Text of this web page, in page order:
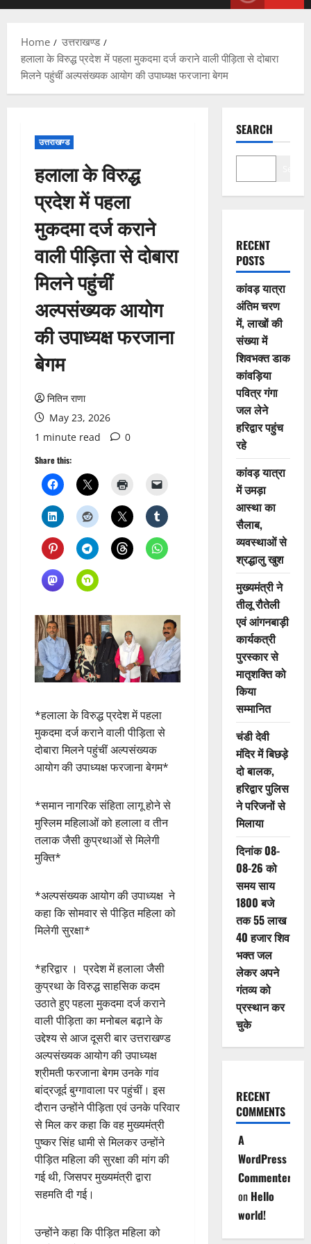
Home
उत्तराखण्ड
हलाला के विरुद्ध प्रदेश में पहला मुकदमा दर्ज कराने वाली पीड़िता से दोबारा
मिलने पहुंचीं अल्पसंख्यक आयोग की उपाध्यक्ष फरजाना बेगम
उत्तराखण्ड
हलाला के विरुद्ध
प्रदेश में पहला
मुकदमा दर्ज कराने
वाली पीड़िता से दोबारा
मिलने पहुंचीं
अल्पसंख्यक आयोग
की उपाध्यक्ष फरजाना
बेगम
नितिन राणा
May 23, 2026
1 minute read
0
Share this:
*हलाला के विरुद्ध प्रदेश में पहला
मुकदमा दर्ज कराने वाली पीड़िता से
दोबारा मिलने पहुंचीं अल्पसंख्यक
आयोग की उपाध्यक्ष फरजाना बेगम*
*समान नागरिक संहिता लागू होने से
मुस्लिम महिलाओं को हलाला व तीन
तलाक जैसी कुप्रथाओं से मिलेगी
मुक्ति*
*अल्पसंख्यक आयोग की उपाध्यक्ष ने
कहा कि सोमवार से पीड़ित महिला को
मिलेगी सुरक्षा*
*हरिद्वार । प्रदेश में हलाला जैसी
कुप्रथा के विरुद्ध साहसिक कदम
उठाते हुए पहला मुकदमा दर्ज कराने
वाली पीड़िता का मनोबल बढ़ाने के
उद्देश्य से आज दूसरी बार उत्तराखण्ड
अल्पसंख्यक आयोग की उपाध्यक्ष
श्रीमती फरजाना बेगम उनके गांव
बांद्रजूर्द बुग्गावाला पर पहुंचीं। इस
दौरान उन्होंने पीड़िता एवं उनके परिवार
से मिल कर कहा कि वह मुख्यमंत्री
पुष्कर सिंह धामी से मिलकर उन्होंने
पीड़ित महिला की सुरक्षा की मांग की
गई थी, जिसपर मुख्यमंत्री द्वारा
सहमति दी गई।
उन्होंने कहा कि पीड़ित महिला को
SEARCH
RECENT
POSTS
कांवड़ यात्रा
अंतिम चरण
में, लाखों की
संख्या में
शिवभक्त डाक
कांवड़िया
पवित्र गंगा
जल लेने
हरिद्वार पहुंच
रहे
कांवड़ यात्रा
में उमड़ा
आस्था का
सैलाब,
व्यवस्थाओं से
श्रद्धालु खुश
मुख्यमंत्री ने
तीलू रौतेली
एवं आंगनबाड़ी
कार्यकत्री
पुरस्कार से
मातृशक्ति को
किया
सम्मानित
चंडी देवी
मंदिर में बिछड़े
दो बालक,
हरिद्वार पुलिस
ने परिजनों से
मिलाया
दिनांक 08-
08-26 को
समय साय
1800 बजे
तक 55 लाख
40 हजार शिव
भक्त जल
लेकर अपने
गंतव्य को
प्रस्थान कर
चुके
RECENT
COMMENTS
A
WordPress
Commenter
on Hello
world!